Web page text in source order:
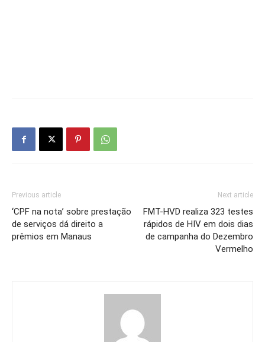
Previous article
‘CPF na nota’ sobre prestação
de serviços dá direito a
prêmios em Manaus
Next article
FMT-HVD realiza 323 testes
rápidos de HIV em dois dias
de campanha do Dezembro
Vermelho